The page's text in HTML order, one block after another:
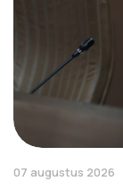
07 augustus 2026